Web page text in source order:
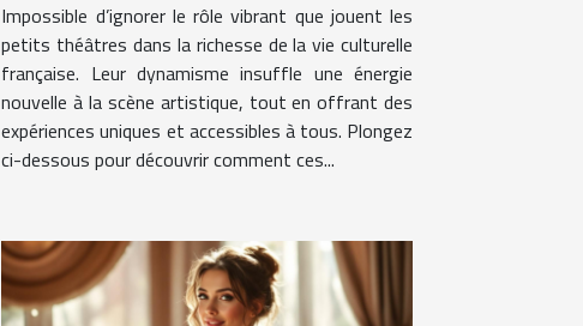
Impossible d’ignorer le rôle vibrant que jouent les
petits théâtres dans la richesse de la vie culturelle
française. Leur dynamisme insuffle une énergie
nouvelle à la scène artistique, tout en offrant des
expériences uniques et accessibles à tous. Plongez
ci-dessous pour découvrir comment ces...